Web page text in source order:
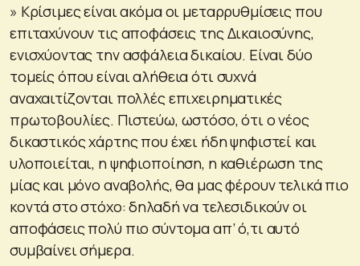
» Κρίσιμες είναι ακόμα οι μεταρρυθμίσεις που
επιταχύνουν τις αποφάσεις της Δικαιοσύνης,
ενισχύοντας την ασφάλεια δικαίου. Είναι δύο
τομείς όπου είναι αλήθεια ότι συχνά
αναχαιτίζονται πολλές επιχειρηματικές
πρωτοβουλίες. Πιστεύω, ωστόσο, ότι ο νέος
δικαστικός χάρτης που έχει ήδη ψηφιστεί και
υλοποιείται, η ψηφιοποίηση, η καθιέρωση της
μίας και μόνο αναβολής, θα μας φέρουν τελικά πιο
κοντά στο στόχο: δηλαδή να τελεσιδικούν οι
αποφάσεις πολύ πιο σύντομα απ’ ό,τι αυτό
συμβαίνει σήμερα.